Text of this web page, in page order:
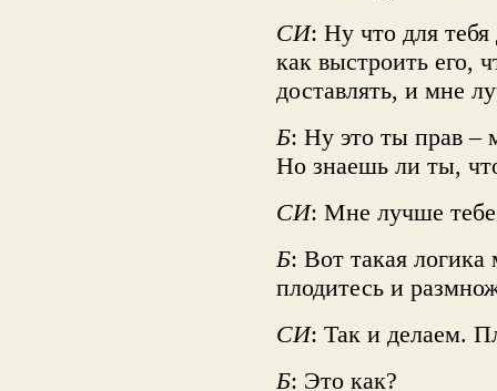
СИ: Ну что для
как выстроить его,
доставлять, и мне
Б: Ну это ты прав –
Но знаешь ли ты,
СИ: Мне лучше тебе
Б: Вот такая
плодитесь и
СИ: Так и делаем.
Б: Это как?